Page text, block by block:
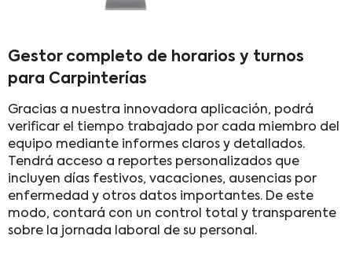
Gestor completo de horarios y turnos
para Carpinterías
Gracias a nuestra innovadora aplicación, podrá
verificar el tiempo trabajado por cada miembro del
equipo mediante informes claros y detallados.
Tendrá acceso a reportes personalizados que
incluyen días festivos, vacaciones, ausencias por
enfermedad y otros datos importantes. De este
modo, contará con un control total y transparente
sobre la jornada laboral de su personal.